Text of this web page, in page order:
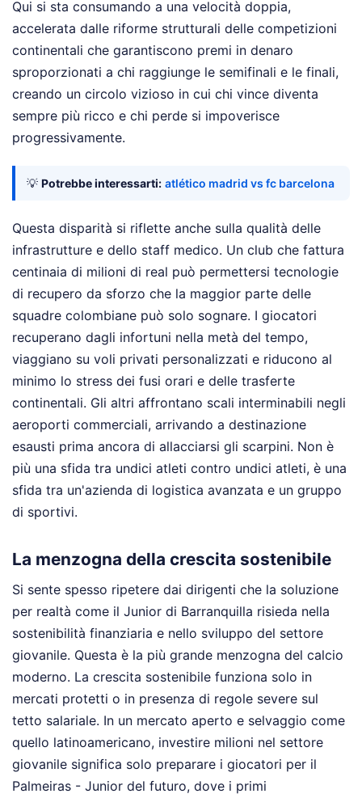
Qui si sta consumando a una velocità doppia,
accelerata dalle riforme strutturali delle competizioni
continentali che garantiscono premi in denaro
sproporzionati a chi raggiunge le semifinali e le finali,
creando un circolo vizioso in cui chi vince diventa
sempre più ricco e chi perde si impoverisce
progressivamente.
💡 Potrebbe interessarti: atlético madrid vs fc barcelona
Questa disparità si riflette anche sulla qualità delle
infrastrutture e dello staff medico. Un club che fattura
centinaia di milioni di real può permettersi tecnologie
di recupero da sforzo che la maggior parte delle
squadre colombiane può solo sognare. I giocatori
recuperano dagli infortuni nella metà del tempo,
viaggiano su voli privati personalizzati e riducono al
minimo lo stress dei fusi orari e delle trasferte
continentali. Gli altri affrontano scali interminabili negli
aeroporti commerciali, arrivando a destinazione
esausti prima ancora di allacciarsi gli scarpini. Non è
più una sfida tra undici atleti contro undici atleti, è una
sfida tra un'azienda di logistica avanzata e un gruppo
di sportivi.
La menzogna della crescita sostenibile
Si sente spesso ripetere dai dirigenti che la soluzione
per realtà come il Junior di Barranquilla risieda nella
sostenibilità finanziaria e nello sviluppo del settore
giovanile. Questa è la più grande menzogna del calcio
moderno. La crescita sostenibile funziona solo in
mercati protetti o in presenza di regole severe sul
tetto salariale. In un mercato aperto e selvaggio come
quello latinoamericano, investire milioni nel settore
giovanile significa solo preparare i giocatori per il
Palmeiras - Junior del futuro, dove i primi